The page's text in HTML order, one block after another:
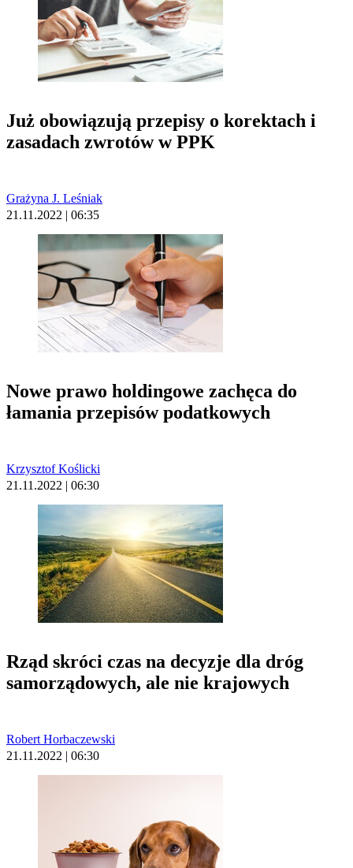
Już obowiązują przepisy o korektach i
zasadach zwrotów w PPK
Grażyna J. Leśniak
21.11.2022 | 06:35
Nowe prawo holdingowe zachęca do
łamania przepisów podatkowych
Krzysztof Koślicki
21.11.2022 | 06:30
Rząd skróci czas na decyzje dla dróg
samorządowych, ale nie krajowych
Robert Horbaczewski
21.11.2022 | 06:30